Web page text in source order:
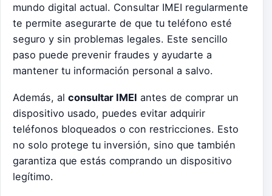
mundo digital actual. Consultar IMEI regularmente
te permite asegurarte de que tu teléfono esté
seguro y sin problemas legales. Este sencillo
paso puede prevenir fraudes y ayudarte a
mantener tu información personal a salvo.
Además, al consultar IMEI antes de comprar un
dispositivo usado, puedes evitar adquirir
teléfonos bloqueados o con restricciones. Esto
no solo protege tu inversión, sino que también
garantiza que estás comprando un dispositivo
legítimo.